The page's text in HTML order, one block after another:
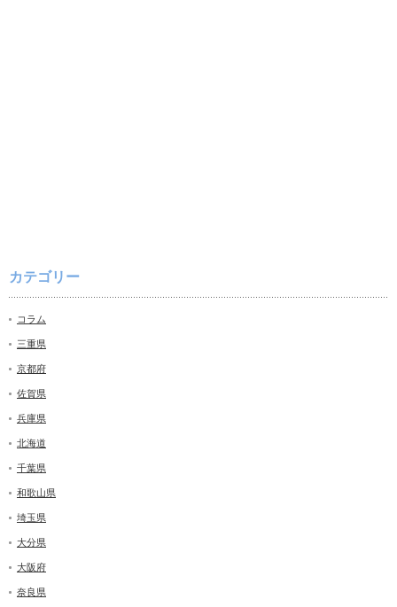
カテゴリー
コラム
三重県
京都府
佐賀県
兵庫県
北海道
千葉県
和歌山県
埼玉県
大分県
大阪府
奈良県